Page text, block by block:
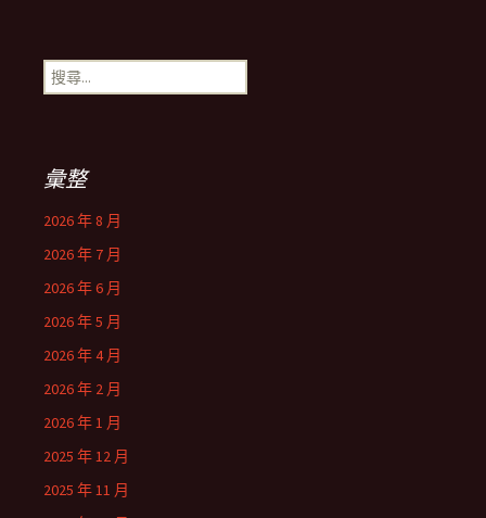
搜
尋
彙整
2026 年 8 月
2026 年 7 月
2026 年 6 月
2026 年 5 月
2026 年 4 月
2026 年 2 月
2026 年 1 月
2025 年 12 月
2025 年 11 月